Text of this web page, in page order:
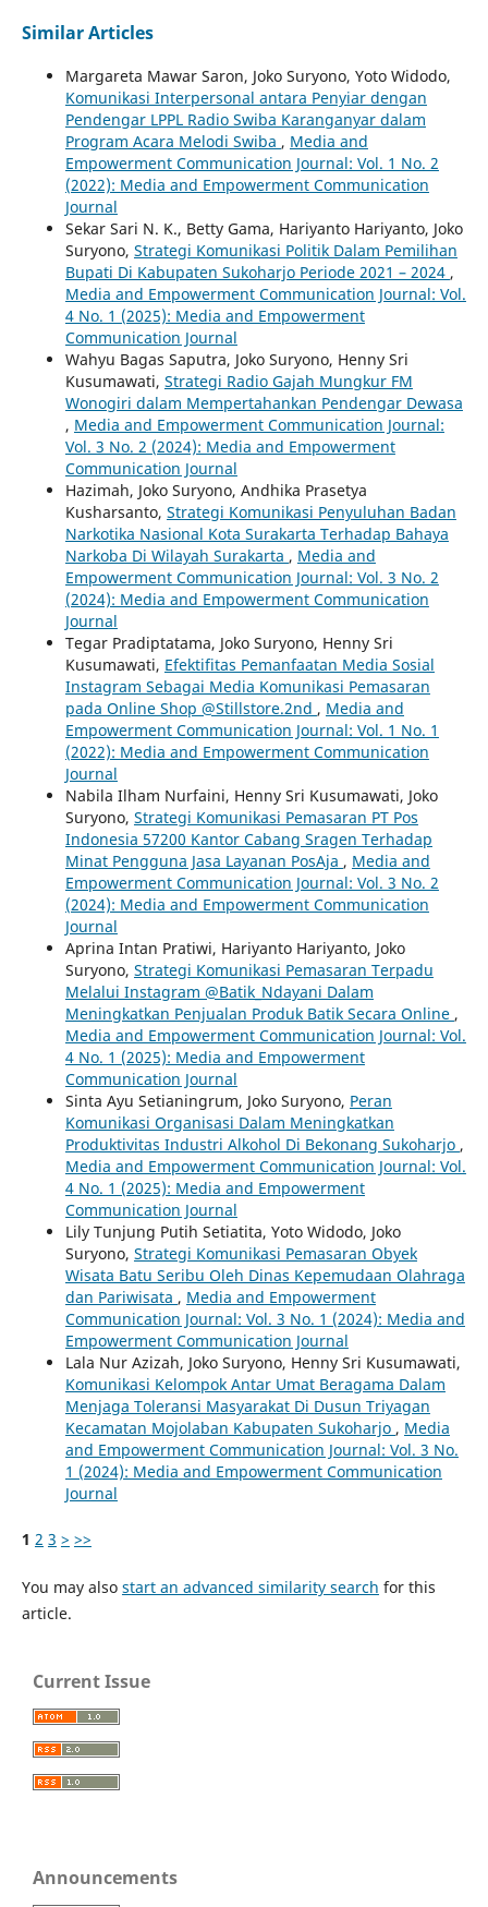
Similar Articles
Margareta Mawar Saron, Joko Suryono, Yoto Widodo,
Komunikasi Interpersonal antara Penyiar dengan
Pendengar LPPL Radio Swiba Karanganyar dalam
Program Acara Melodi Swiba , Media and
Empowerment Communication Journal: Vol. 1 No. 2
(2022): Media and Empowerment Communication
Journal
Sekar Sari N. K., Betty Gama, Hariyanto Hariyanto, Joko
Suryono, Strategi Komunikasi Politik Dalam Pemilihan
Bupati Di Kabupaten Sukoharjo Periode 2021 – 2024 ,
Media and Empowerment Communication Journal: Vol.
4 No. 1 (2025): Media and Empowerment
Communication Journal
Wahyu Bagas Saputra, Joko Suryono, Henny Sri
Kusumawati, Strategi Radio Gajah Mungkur FM
Wonogiri dalam Mempertahankan Pendengar Dewasa
, Media and Empowerment Communication Journal:
Vol. 3 No. 2 (2024): Media and Empowerment
Communication Journal
Hazimah, Joko Suryono, Andhika Prasetya
Kusharsanto, Strategi Komunikasi Penyuluhan Badan
Narkotika Nasional Kota Surakarta Terhadap Bahaya
Narkoba Di Wilayah Surakarta , Media and
Empowerment Communication Journal: Vol. 3 No. 2
(2024): Media and Empowerment Communication
Journal
Tegar Pradiptatama, Joko Suryono, Henny Sri
Kusumawati, Efektifitas Pemanfaatan Media Sosial
Instagram Sebagai Media Komunikasi Pemasaran
pada Online Shop @Stillstore.2nd , Media and
Empowerment Communication Journal: Vol. 1 No. 1
(2022): Media and Empowerment Communication
Journal
Nabila Ilham Nurfaini, Henny Sri Kusumawati, Joko
Suryono, Strategi Komunikasi Pemasaran PT Pos
Indonesia 57200 Kantor Cabang Sragen Terhadap
Minat Pengguna Jasa Layanan PosAja , Media and
Empowerment Communication Journal: Vol. 3 No. 2
(2024): Media and Empowerment Communication
Journal
Aprina Intan Pratiwi, Hariyanto Hariyanto, Joko
Suryono, Strategi Komunikasi Pemasaran Terpadu
Melalui Instagram @Batik_Ndayani Dalam
Meningkatkan Penjualan Produk Batik Secara Online ,
Media and Empowerment Communication Journal: Vol.
4 No. 1 (2025): Media and Empowerment
Communication Journal
Sinta Ayu Setianingrum, Joko Suryono, Peran
Komunikasi Organisasi Dalam Meningkatkan
Produktivitas Industri Alkohol Di Bekonang Sukoharjo ,
Media and Empowerment Communication Journal: Vol.
4 No. 1 (2025): Media and Empowerment
Communication Journal
Lily Tunjung Putih Setiatita, Yoto Widodo, Joko
Suryono, Strategi Komunikasi Pemasaran Obyek
Wisata Batu Seribu Oleh Dinas Kepemudaan Olahraga
dan Pariwisata , Media and Empowerment
Communication Journal: Vol. 3 No. 1 (2024): Media and
Empowerment Communication Journal
Lala Nur Azizah, Joko Suryono, Henny Sri Kusumawati,
Komunikasi Kelompok Antar Umat Beragama Dalam
Menjaga Toleransi Masyarakat Di Dusun Triyagan
Kecamatan Mojolaban Kabupaten Sukoharjo , Media
and Empowerment Communication Journal: Vol. 3 No.
1 (2024): Media and Empowerment Communication
Journal
1 2 3 > >>
You may also start an advanced similarity search for this
article.
Current Issue
Announcements